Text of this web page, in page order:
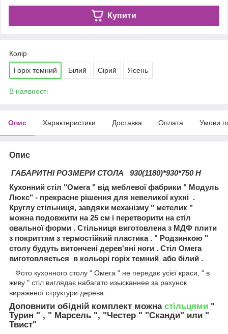
Купити
Колір
Горіх темний Білий Сірий Ясень
В наявності
Опис Характеристики Доставка Оплата Умови
Опис
ГАБАРИТНІ РОЗМЕРИ СТОЛА 930(1180)*930*750 Н
Кухонний стіл "Омега " від меблевої фабрики " Модуль
Люкс" - прекрасне рішення для невеликої кухні .
Круглу стільниця, завдяки механізму " метелик "
можна подовжити на 25 см і перетворити на стіл
овальної форми . Стільниця виготовлена з МДФ плити
з покриттям з термостійкий пластика . " Родзинкою "
столу будуть витончені дерев'яні ноги . Стіл Омега
виготовляється в кольорі горіх темний або білий .
Фото кухонного столу " Омега " не передає усієї краси, " в
живу " стіл виглядає набагато изысканнее за рахунок
вираженої структури дерева .
Доповнити обідній комплект можна стільцями "
Турин " , " Марсель ", "Честер " "Сканди" или "
Твист"